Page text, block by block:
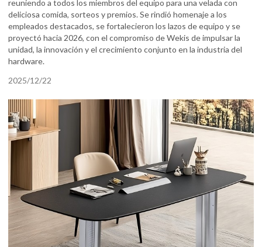
reuniendo a todos los miembros del equipo para una velada con
deliciosa comida, sorteos y premios. Se rindió homenaje a los
empleados destacados, se fortalecieron los lazos de equipo y se
proyectó hacia 2026, con el compromiso de Wekis de impulsar la
unidad, la innovación y el crecimiento conjunto en la industria del
hardware.
2025/12/22